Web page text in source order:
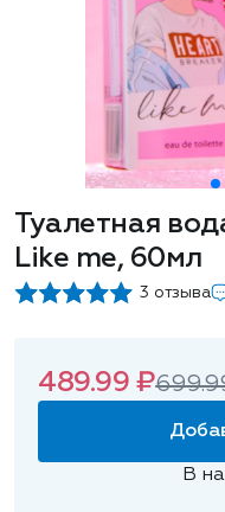
Туалетная
Like me, 60мл
3 отзыва
489.99 ₽
В